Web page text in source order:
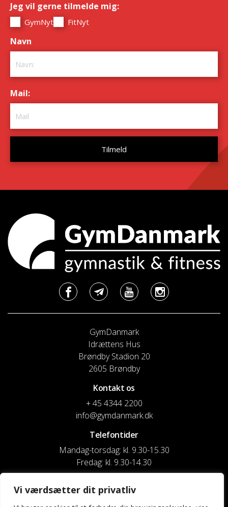
Vi værdsætter dit privatliv
Jeg vil gerne tilmelde mig:
GymNyt FitNyt
Navn
Mail:
GymDanmark
Idrættens Hus
Brøndby Stadion 20
2605 Brøndby
Kontakt os
+ 45 4344 2200
info@gymdanmark.dk
Telefontider
Mandag-torsdag: kl. 9.30-15.30
Fredag: kl. 9.30-14.30
CVR nr. 20916818
Reg. & Kontonr.: 4180 3119119022